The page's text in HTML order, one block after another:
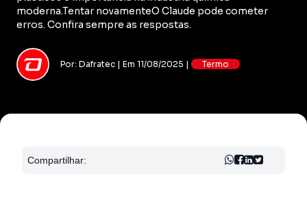
moderna.Tentar novamenteO Claude pode cometer
erros. Confira sempre as respostas.
Por: Dafratec | Em 11/08/2025 | Termo
Compartilhar: